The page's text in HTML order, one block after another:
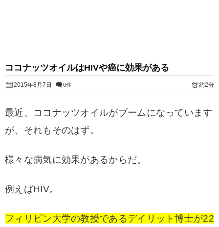
ココナッツオイルはHIVや癌に効果がある
2015年8月7日 0件 約2分
最近、ココナッツオイルがブームになっています
が、それもそのはず。
様々な病気に効果があるからだ。
例えばHIV。
フィリピン大学の教授であるデイリット博士が22